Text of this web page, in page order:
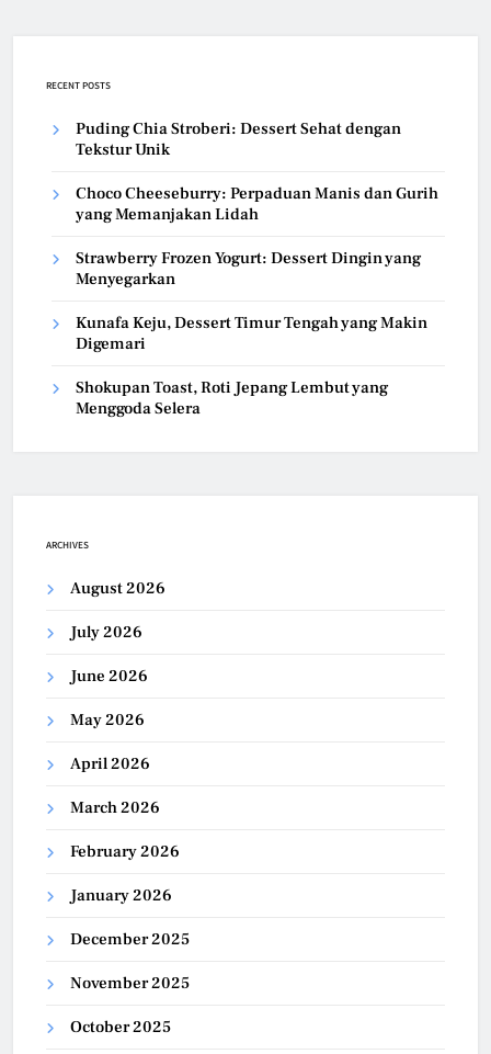
RECENT POSTS
Puding Chia Stroberi: Dessert Sehat dengan
Tekstur Unik
Choco Cheeseburry: Perpaduan Manis dan Gurih
yang Memanjakan Lidah
Strawberry Frozen Yogurt: Dessert Dingin yang
Menyegarkan
Kunafa Keju, Dessert Timur Tengah yang Makin
Digemari
Shokupan Toast, Roti Jepang Lembut yang
Menggoda Selera
ARCHIVES
August 2026
July 2026
June 2026
May 2026
April 2026
March 2026
February 2026
January 2026
December 2025
November 2025
October 2025